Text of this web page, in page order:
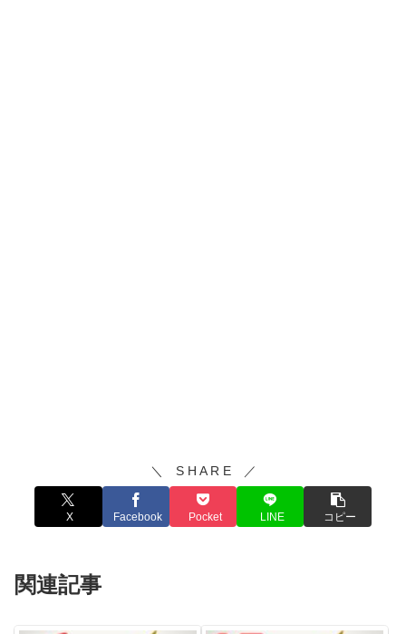
＼ S H A R E ／
X Facebook Pocket LINE コピー
関連記事